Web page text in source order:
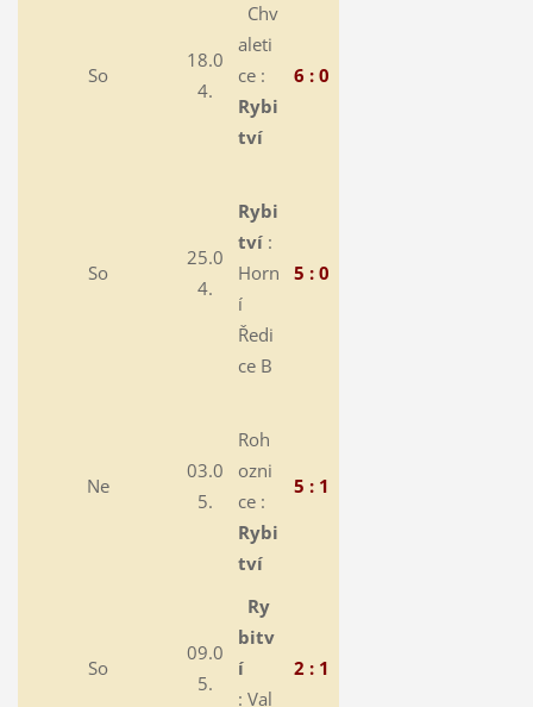
So
18.0
4.
Chv
aleti
ce :
Rybi
tví
6 : 0
So
25.0
4.
Rybi
tví :
Horn
í
Ředi
ce B
5 : 0
Ne
03.0
5.
Roh
ozni
ce :
Rybi
tví
5 : 1
So
09.0
5.
Ry
bitv
í
: Val
2 : 1